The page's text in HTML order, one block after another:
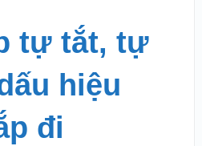
tự tắt, tự
hiệu
đi